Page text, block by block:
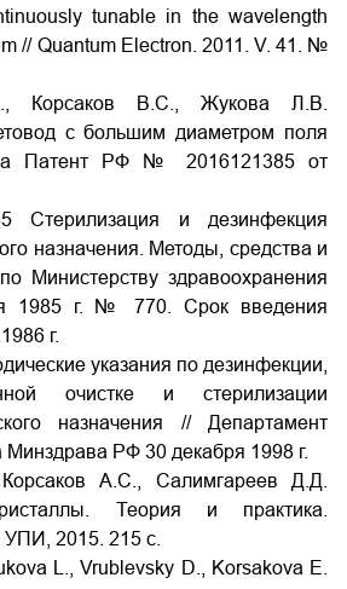
tunable in the wavelength
// Quantum Electron. 2011. V. 41. №
Корсаков В.С., Жукова Л.В.
с большим диаметром поля
Патент РФ № 2016121385 от
Стерилизация и дезинфекция
назначения. Методы, средства и
Министерству здравоохранения
г. № 770. Срок введения
г.
указания по дезинфекции,
очистке и стерилизации
назначения // Департамент
Минздрава РФ 30 декабря 1998 г.
А.С., Салимгареев Д.Д.
Теория и практика.
2015. 215 с.
L., Vrublevsky D., Korsakova E.